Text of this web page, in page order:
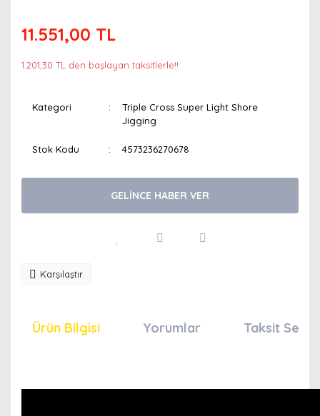
11.551,00 TL
1.201,30 TL den başlayan taksitlerle!!
Kategori
Triple Cross Super Light Shore
Jigging
Stok Kodu 4573236270678
GELİNCE HABER VER
Karşılaştır
Ürün Bilgisi Yorumlar Taksit